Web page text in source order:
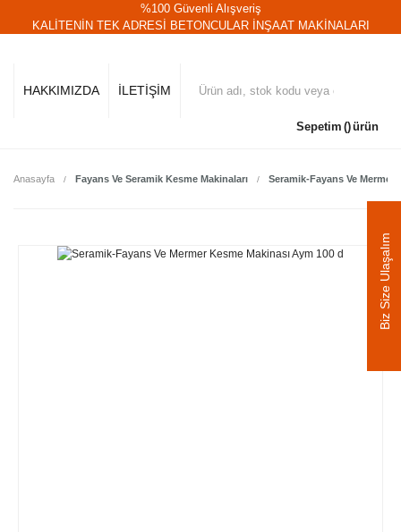
%100 Güvenli Alışveriş
KALİTENİN TEK ADRESİ BETONCULAR İNŞAAT MAKİNALARI
HAKKIMIZDA İLETİŞİM
Sepetim ürün
Anasayfa Fayans Ve Seramik Kesme Makinaları Seramik-Fayans Ve Mermer
Biz Size Ulaşalım